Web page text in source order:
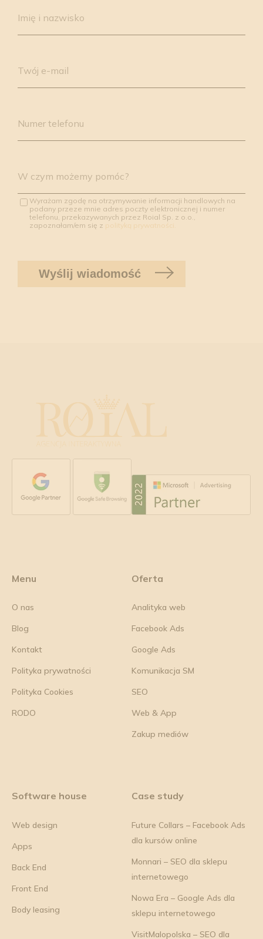
this
field
Imię i nazwisko
Twój e-mail
Numer telefonu
W czym możemy pomóc?
Wyrażam zgodę na otrzymywanie informacji handlowych na
podany przeze mnie adres poczty elektronicznej i numer
telefonu, przekazywanych przez Roial Sp. z o.o.,
zapoznałam/em się z polityką prywatności.
Menu
O nas
Blog
Kontakt
Polityka prywatności
Polityka Cookies
RODO
Oferta
Analityka web
Facebook Ads
Google Ads
Komunikacja SM
SEO
Web & App
Zakup mediów
Software house
Web design
Apps
Back End
Front End
Body leasing
Case study
Future Collars – Facebook Ads
dla kursów online
Monnari – SEO dla sklepu
internetowego
Nowa Era – Google Ads dla
sklepu internetowego
VisitMalopolska – SEO dla